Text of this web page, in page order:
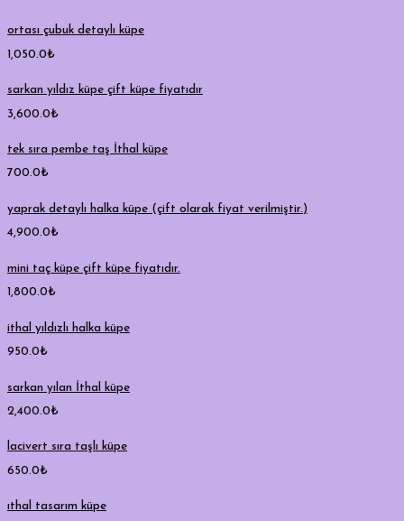
ortası çubuk detaylı küpe
1,050.0₺
sarkan yıldız küpe çift küpe fiyatıdır
3,600.0₺
tek sıra pembe taş İthal küpe
700.0₺
yaprak detaylı halka küpe (çift olarak fiyat verilmiştir.)
4,900.0₺
mini taç küpe çift küpe fiyatıdır.
1,800.0₺
ithal yıldızlı halka küpe
950.0₺
sarkan yılan İthal küpe
2,400.0₺
lacivert sıra taşlı küpe
650.0₺
ıthal tasarım küpe